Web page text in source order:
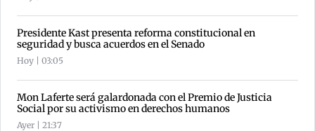
Presidente Kast presenta reforma constitucional en
seguridad y busca acuerdos en el Senado
Hoy | 03:05
Mon Laferte será galardonada con el Premio de Justicia
Social por su activismo en derechos humanos
Ayer | 21:37